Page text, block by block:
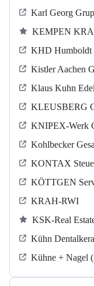
Karl Georg
KEMPEN
KHD Humboldt
Kistler Aachen
Klaus Kuhn
KLEUSBERG
KNIPEX-Werk
Kohlbecker
KONTAX
KÖTTGEN
KRAH-RWI
KSK-Real
Kühn
Kühne + Nagel